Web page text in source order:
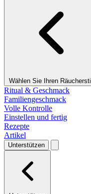
Wählen Sie Ihren Räucherstil
Ritual & Geschmack
Familiengeschmack
Volle Kontrolle
Einstellen und fertig
Rezepte
Artikel
Unterstützen